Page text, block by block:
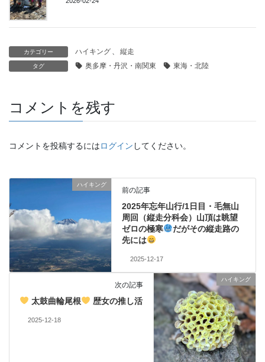
カテゴリー ハイキング 、 縦走
タグ 奥多摩・丹沢・南関東 東海・北陸
コメントを残す
コメントを投稿するにはログイン してください。
ハイキング
前の記事
2025年忘年山行/1日目・毛無山
周回（縦走分科会）山頂は眺望
ゼロの極寒
だがその縦走路の
先には
2025-12-17
ハイキング
次の記事
太鼓曲輪尾根 歴女の推し活
2025-12-18